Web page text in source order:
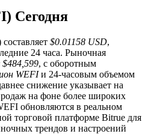
USDT в качестве
Сегодня
$0.01158 USD,
24 часа. Рыночная
$484,599, с оборотным
WEFIи 24-часовым объемом
снижение указывает на
на фоне более широких
обновляются в реальном
торговой платформе Bitrue для
трендов и настроений